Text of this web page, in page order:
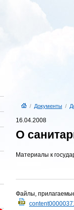
/ Документы/
16.04.2008
О
Материалы к
Файлы,